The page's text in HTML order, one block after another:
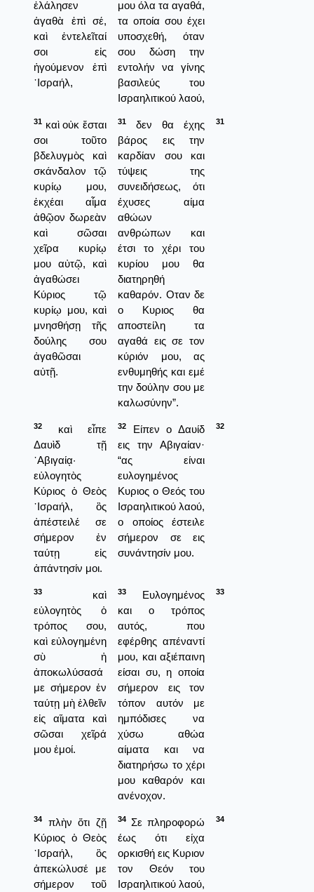
ἐλάλησεν
ἀγαθὰ ἐπὶ σέ,
καὶ ἐντελεῖταί
σοι εἰς
ἡγούμενον ἐπὶ
᾿Ισραήλ,
μου όλα τα αγαθά,
τα οποία σου έχει
υποσχεθή, όταν
σου δώση την
εντολήν να γίνης
βασιλεύς του
Ισραηλιτικού λαού,
31 καὶ οὐκ ἔσται
σοι τοῦτο
βδελυγμὸς καὶ
σκάνδαλον τῷ
κυρίῳ μου,
ἐκχέαι αἷμα
ἀθῷον δωρεὰν
καὶ σῶσαι
χεῖρα κυρίῳ
μου αὐτῷ, καὶ
ἀγαθώσει
Κύριος τῷ
κυρίῳ μου, καὶ
μνησθήσῃ τῆς
δούλης σου
ἀγαθῶσαι
αὐτῇ.
31
δεν θα έχης
βάρος εις την
καρδίαν σου και
τύψεις της
συνειδήσεως, ότι
έχυσες αίμα
αθώων
ανθρώπων και
έτσι το χέρι του
κυρίου μου θα
διατηρηθή
καθαρόν. Οταν δε
ο Κυριος θα
αποστείλη τα
αγαθά εις σε τον
κύριόν μου, ας
ενθυμηθής και εμέ
την δούλην σου με
καλωσύνην”.
31
32
καὶ εἶπε
Δαυὶδ τῇ
᾿Αβιγαίᾳ·
εὐλογητὸς
Κύριος ὁ Θεὸς
᾿Ισραήλ, ὃς
ἀπέστειλέ σε
σήμερον ἐν
ταύτῃ εἰς
ἀπάντησίν μοι.
32
Είπεν ο Δαυίδ
εις την Αβιγαίαν·
“ας είναι
ευλογημένος
Κυριος ο Θεός του
Ισραηλιτικού λαού,
ο οποίος έστειλε
σήμερον σε εις
συνάντησίν μου.
32
33
καὶ
εὐλογητὸς ὁ
τρόπος σου,
καὶ εὐλογημένη
σὺ ἡ
ἀποκωλύσασά
με σήμερον ἐν
ταύτῃ μὴ ἐλθεῖν
εἰς αἵματα καὶ
σῶσαι χεῖρά
μου ἐμοί.
33
Ευλογημένος
και ο τρόπος
αυτός, που
εφέρθης απέναντί
μου, και αξιέπαινη
είσαι συ, η οποία
σήμερον εις τον
τόπον αυτόν με
ημπόδισες να
χύσω αθώα
αίματα και να
διατηρήσω το χέρι
μου καθαρόν και
ανένοχον.
33
34
πλὴν ὅτι ζῇ
Κύριος ὁ Θεὸς
᾿Ισραήλ, ὃς
ἀπεκώλυσέ με
σήμερον τοῦ
34
Σε πληροφορώ
έως ότι είχα
ορκισθή εις Κυριον
τον Θεόν του
Ισραηλιτικού λαού,
34